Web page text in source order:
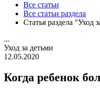
Все статьи
Все статьи раздела
Статья раздела "Уход
...
Уход за детьми
12.05.2020
Когда ребенок